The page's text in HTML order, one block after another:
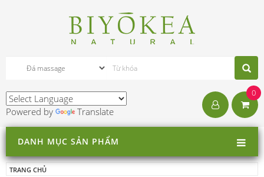
Powered by Translate
0
DANH MỤC SẢN PHẨM
TRANG CHỦ